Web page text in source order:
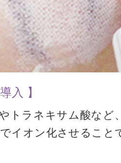
入 】
トラネキサム酸など
イオン化させること